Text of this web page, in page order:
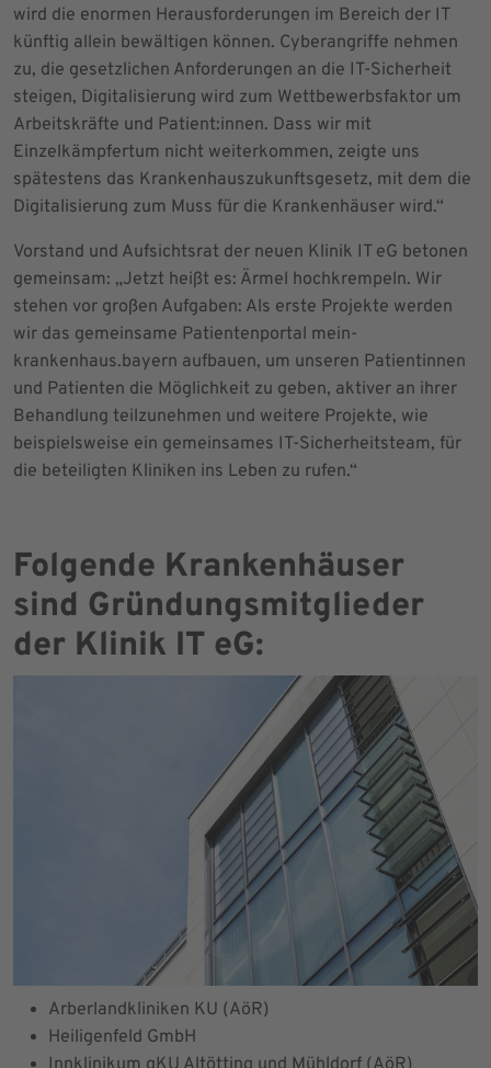
wird die enormen Herausforderungen im Bereich der IT
künftig allein bewältigen können. Cyberangriffe nehmen
zu, die gesetzlichen Anforderungen an die IT-Sicherheit
steigen, Digitalisierung wird zum Wettbewerbsfaktor um
Arbeitskräfte und Patient:innen. Dass wir mit
Einzelkämpfertum nicht weiterkommen, zeigte uns
spätestens das Krankenhauszukunftsgesetz, mit dem die
Digitalisierung zum Muss für die Krankenhäuser wird.“
Vorstand und Aufsichtsrat der neuen Klinik IT eG betonen
gemeinsam: „Jetzt heißt es: Ärmel hochkrempeln. Wir
stehen vor großen Aufgaben: Als erste Projekte werden
wir das gemeinsame Patientenportal mein-
krankenhaus.bayern aufbauen, um unseren Patientinnen
und Patienten die Möglichkeit zu geben, aktiver an ihrer
Behandlung teilzunehmen und weitere Projekte, wie
beispielsweise ein gemeinsames IT-Sicherheitsteam, für
die beteiligten Kliniken ins Leben zu rufen.“
Folgende Krankenhäuser
sind Gründungsmitglieder
der Klinik IT eG:
Arberlandkliniken KU (AöR)
Heiligenfeld GmbH